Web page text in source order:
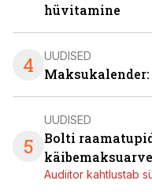
hüvitamine
4 UUDISED
Maksukalender:
5
UUDISED
Bolti
Audiitor kahtlustab